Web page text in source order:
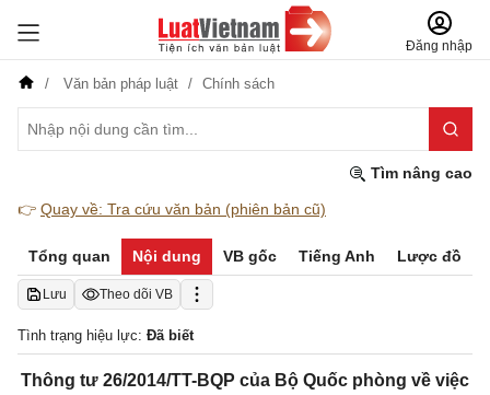
Đăng nhập
Văn bản pháp luật Chính sách
Tìm nâng cao
👉 Quay về: Tra cứu văn bản (phiên bản cũ)
Tổng quan Nội dung VB gốc Tiếng Anh Lược đồ
Lưu Theo dõi VB
Tình trạng hiệu lực: Đã biết
Thông tư 26/2014/TT-BQP của Bộ Quốc phòng về việc